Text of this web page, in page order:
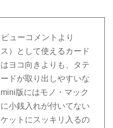
ューコメントより
）として使えるカード
ヨコ向きよりも、タテ
ドが取り出しやすいな
版にはモノ・マック
小銭入れが付いてない
ットにスッキリ入るの